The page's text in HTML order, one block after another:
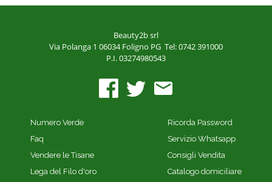
Beauty2b srl
Via Polanga 1 06034 Foligno PG Tel: 0742 391000
P.I. 03274980543
Numero Verde
Faq
Vendere le Tisane
Lega del Filo d'oro
Ricorda Password
Servizio Whatsapp
Consigli Vendita
Catalogo domiciliare